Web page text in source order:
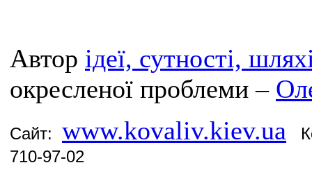
Автор ідеї, сутності,
окресленої проблеми –
Сайт: www.kovaliv.kiev.ua
710-97-02